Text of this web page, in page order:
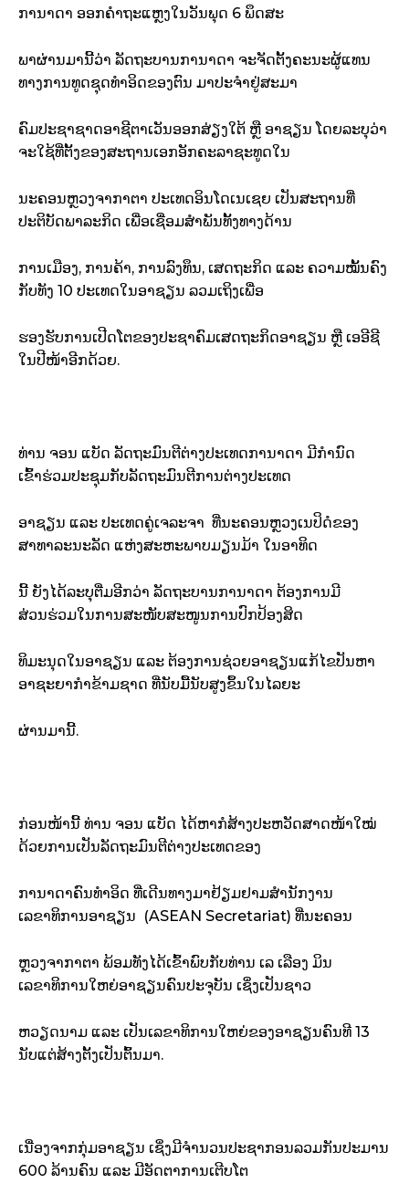
ການາດາ ອອກຄຳຖະແຫຼງໃນວັນພຸດ 6 ພຶດສະ
ພາຜ່ານມານີ້ວ່າ ລັດຖະບານການາດາ ຈະຈັດຕັ້ງຄະນະຜູ້ແທນ
ທາງການທູດຊຸດທຳອິດຂອງຕົນ ມາປະຈຳຢູ່ສະມາ
ຄົມປະຊາຊາດອາຊີຕາເວັນອອກສ່ຽງໃຕ້ ຫຼື ອາຊຽນ ໂດຍລະບຸວ່າ
ຈະໃຊ້ທີ່ຕັ້ງຂອງສະຖານເອກອັກຄະລາຊະທູດໃນ
ນະຄອນຫຼວງຈາກາຕາ ປະເທດອິນໂດເນເຊຍ ເປັນສະຖານທີ່
ປະຕິບັດພາລະກິດ ເພື່ອເຊື່ອມສຳພັນທັ້ງທາງດ້ານ
ການເມືອງ, ການຄ້າ, ການລົງທຶນ, ເສດຖະກິດ ແລະ ຄວາມໝັ້ນຄົງ
ກັບທັງ 10 ປະເທດໃນອາຊຽນ ລວມເຖິງເພື່ອ
ຮອງຮັບການເປີດໂຕຂອງປະຊາຄົມເສດຖະກິດອາຊຽນ ຫຼື ເອອີຊີ
ໃນປີໜ້າອີກດ້ວຍ.
ທ່ານ ຈອນ ແບັດ ລັດຖະມົນຕີຕ່າງປະເທດການາດາ ມີກຳນົດ
ເຂົ້າຮ່ວມປະຊຸມກັບລັດຖະມົນຕີການຕ່າງປະເທດ
ອາຊຽນ ແລະ ປະເທດຄູ່ເຈລະຈາ ທີ່ນະຄອນຫຼວງເນປິດໍຂອງ
ສາທາລະນະລັດ ແຫ່ງສະຫະພາບມຽນມ້າ ໃນອາທິດ
ນີ້ ຍັງໄດ້ລະບຸຕື່ມອີກວ່າ ລັດຖະບານການາດາ ຕ້ອງການມີ
ສ່ວນຮ່ວມໃນການສະໜັບສະໜູນການປົກປ້ອງສິດ
ທິມະນຸດໃນອາຊຽນ ແລະ ຕ້ອງການຊ່ວຍອາຊຽນແກ້ໄຂປັນຫາ
ອາຊະຍາກຳຂ້າມຊາດ ທີ່ນັບມື້ນັບສູງຂຶ້ນໃນໄລຍະ
ຜ່ານມານີ້.
ກ່ອນໜ້ານີ້ ທ່ານ ຈອນ ແບັດ ໄດ້ຫາກໍສ້າງປະຫວັດສາດໜ້າໃໝ່
ດ້ວຍການເປັນລັດຖະມົນຕີຕ່າງປະເທດຂອງ
ການາດາຄົນທຳອິດ ທີ່ເດີນທາງມາຢ້ຽມຢາມສຳນັກງານ
ເລຂາທິການອາຊຽນ (ASEAN Secretariat) ທີ່ນະຄອນ
ຫຼວງຈາກາຕາ ພ້ອມທັງໄດ້ເຂົ້າພົບກັບທ່ານ ເລ ເລືອງ ມິນ
ເລຂາທິການໃຫຍ່ອາຊຽນຄົນປະຈຸບັນ ເຊິ່ງເປັນຊາວ
ຫວຽດນາມ ແລະ ເປັນເລຂາທິການໃຫຍ່ຂອງອາຊຽນຄົນທີ 13
ນັບແຕ່ສ້າງຕັ້ງເປັນຕົ້ນມາ.
ເນື່ອງຈາກກຸ່ມອາຊຽນ ເຊິ່ງມີຈຳນວນປະຊາກອນລວມກັນປະມານ
600 ລ້ານຄົນ ແລະ ມີອັດຕາການເຕີບໂຕ